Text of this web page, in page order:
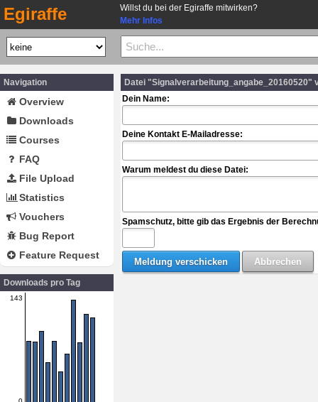
Egiraffe
Willst du bei der Egiraffe mitwirken?
Mehr Infos
Navigation
Overview
Downloads
Courses
FAQ
File Upload
Statistics
Vouchers
Bug Report
Feature Request
Downloads pro Tag
143
Datei
Dein Name:
Deine Kontakt E-Mailadresse:
Warum meldest du diese Datei:
Spamschutz, bitte gib das Ergebnis der